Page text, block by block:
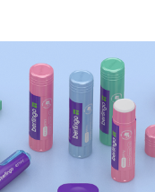
отсутствует
пластиковый